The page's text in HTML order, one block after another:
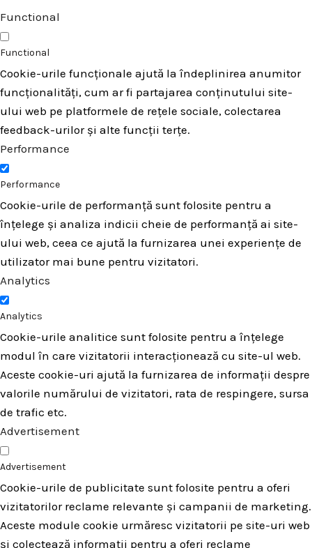
Functional
Functional
Cookie-urile funcționale ajută la îndeplinirea anumitor
funcționalități, cum ar fi partajarea conținutului site-
ului web pe platformele de rețele sociale, colectarea
feedback-urilor și alte funcții terțe.
Performance
Performance
Cookie-urile de performanță sunt folosite pentru a
înțelege și analiza indicii cheie de performanță ai site-
ului web, ceea ce ajută la furnizarea unei experiențe de
utilizator mai bune pentru vizitatori.
Analytics
Analytics
Cookie-urile analitice sunt folosite pentru a înțelege
modul în care vizitatorii interacționează cu site-ul web.
Aceste cookie-uri ajută la furnizarea de informații despre
valorile numărului de vizitatori, rata de respingere, sursa
de trafic etc.
Advertisement
Advertisement
Cookie-urile de publicitate sunt folosite pentru a oferi
vizitatorilor reclame relevante și campanii de marketing.
Aceste module cookie urmăresc vizitatorii pe site-uri web
și colectează informații pentru a oferi reclame